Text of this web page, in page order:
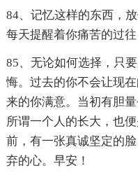
84、记忆这样的东西，
每天提醒着你痛苦的过
85、无论如何选择，只
悔。过去的你不会让现
来的你满意。当初有胆
所谓一个人的长大，也
前，有一张真诚坚定的
弃的心。早安！